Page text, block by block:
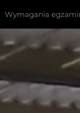
Wymagania